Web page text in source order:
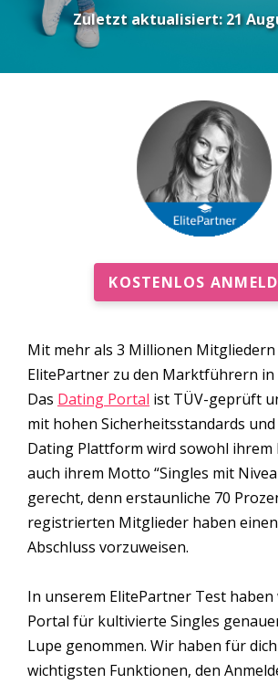
Zuletzt aktualisiert:21
KOSTENLOS
Mit mehr als 3 Millionen
ElitePartner zu den Marktführern in
Das Dating Portal ist TÜV-geprüft
mit hohen Sicherheitsstandards
Dating Plattform wird sowohl ihrem
auch ihrem Motto “Singles mit
gerecht, denn erstaunliche 70
registrierten Mitglieder haben
Abschluss vorzuweisen.
In unserem ElitePartner Test
Portal für kultivierte Singles
Lupe genommen. Wir haben für
wichtigsten Funktionen, den